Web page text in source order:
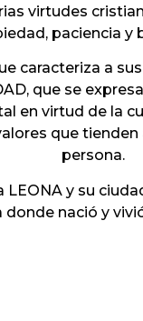
virtudes
paciencia y
caracteriza a
que se
en virtud de la
que
persona.
LEONA y su
donde nació y